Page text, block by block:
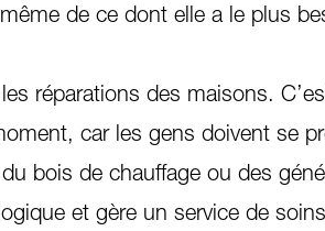
de ce dont elle a le plus
réparations des maisons.
car les gens doivent se
bois de chauffage ou des
et gère un service de